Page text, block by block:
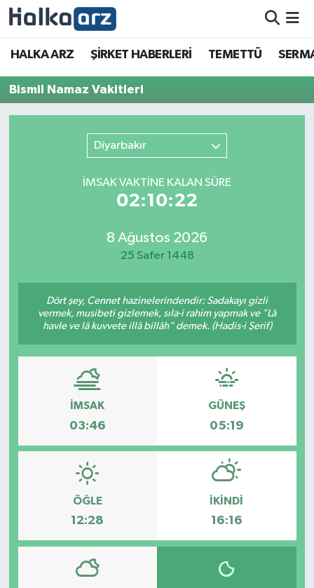
HALKA ARZ ŞİRKET HABERLERİ TEMETTÜ
Bismil Namaz Vakitleri
Diyarbakır
İMSAK VAKTİNE KALAN SÜRE
02:10:22
8 Ağustos 2026
25 Safer 1448
Dört şey, Cennet hazinelerindendir: Sadakayı gizli
vermek, musibeti gizlemek, sıla-i rahim yapmak ve "Lâ
havle ve lâ kuvvete illâ billâh" demek. (Hadis-i Şerif)
İMSAK
03:46
GÜNEŞ
05:19
ÖĞLE
12:28
İKINDI
16:16
HALKA ARZ
SERMAYE ARTIRIMI
TEMETTÜ